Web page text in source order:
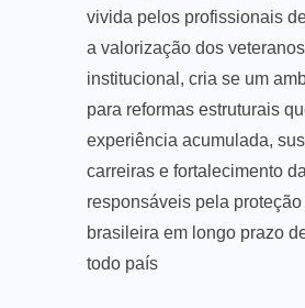
vivida pelos profissionais
a valorização dos
institucional, cria se um
para reformas estruturais
experiência acumulada,
carreiras e fortalecimento
responsáveis pela
brasileira em longo prazo
todo país